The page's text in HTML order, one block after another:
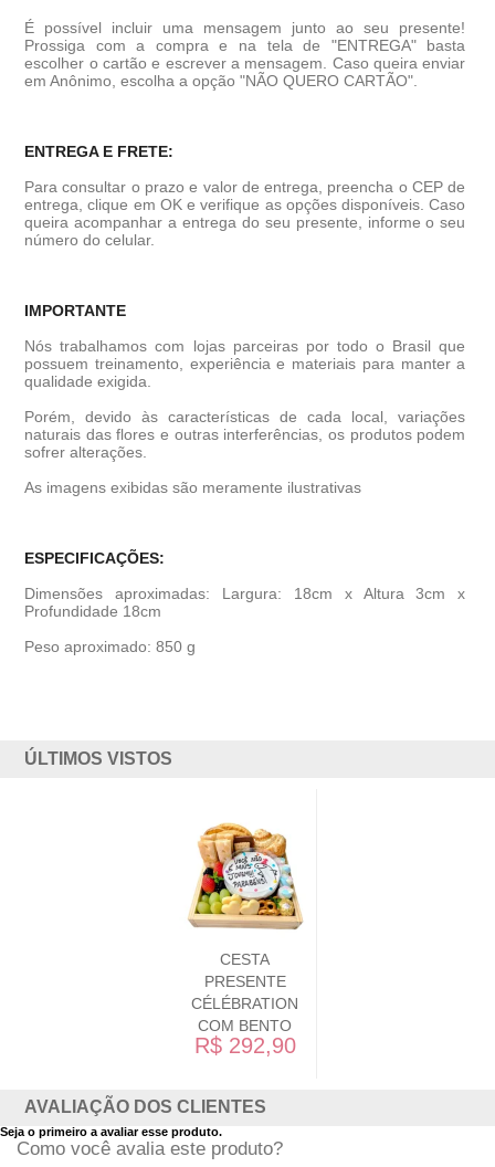
É possível incluir uma mensagem junto ao seu presente!
Prossiga com a compra e na tela de "ENTREGA" basta
escolher o cartão e escrever a mensagem. Caso queira enviar
em Anônimo, escolha a opção "NÃO QUERO CARTÃO".
ENTREGA E FRETE:
Para consultar o prazo e valor de entrega, preencha o CEP de
entrega, clique em OK e verifique as opções disponíveis. Caso
queira acompanhar a entrega do seu presente, informe o seu
número do celular.
IMPORTANTE
Nós trabalhamos com lojas parceiras por todo o Brasil que
possuem treinamento, experiência e materiais para manter a
qualidade exigida.
Porém, devido às características de cada local, variações
naturais das flores e outras interferências, os produtos podem
sofrer alterações.
As imagens exibidas são meramente ilustrativas
ESPECIFICAÇÕES:
Dimensões aproximadas: Largura: 18cm x Altura 3cm x
Profundidade 18cm
Peso aproximado: 850 g
ÚLTIMOS VISTOS
CESTA
PRESENTE
CÉLÉBRATION
COM BENTO
R$ 292,90
AVALIAÇÃO DOS CLIENTES
Seja o primeiro a avaliar esse produto.
Como você avalia este produto?